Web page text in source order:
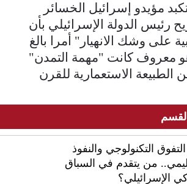
مؤيدو إسرائيل الخسائر
رئيس الدولة الإسرائيلي بأن
على وشك الانهيار" أمرا بالغ
هو معروف كانت "مهمة التمدن"
الطبيعة الاستعمارية للقرن
التكنولوجي والنفوذ
من يتقدم في السباق
الإسرائيلي؟